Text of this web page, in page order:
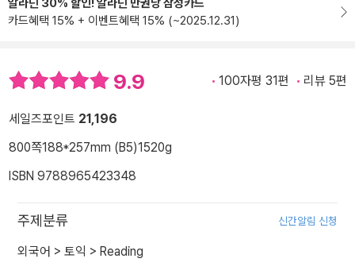
알라딘 30% 할인! 알라딘 만권당 삼성카드
카드혜택 15% + 이벤트혜택 15% (~2025.12.31)
9.9 100자평 31편 리뷰 5편
세일즈포인트 21,196
800쪽188*257mm (B5)1520g
ISBN 9788965423348
주제분류 신간알림 신청
외국어 > 토익 > Reading